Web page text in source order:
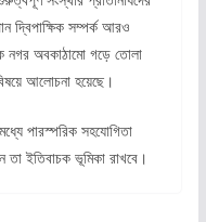
দ্বিপাক্ষিক সম্পর্ক আরও
নগর অবকাঠামো গড়ে তোলা
আলোচনা হয়েছে।
পারস্পরিক সহযোগিতা
ইতিবাচক ভূমিকা রাখবে।